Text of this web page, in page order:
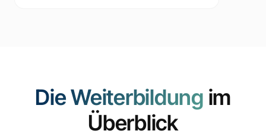
Die Weiterbildung im
Überblick